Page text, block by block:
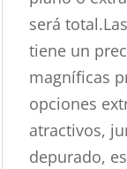
será
tiene un
magníficas
opciones
atractivos,
depurado,